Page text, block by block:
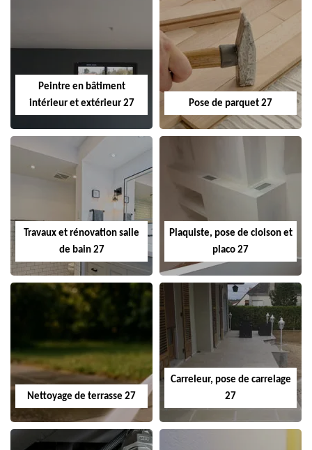
Peintre en bâtiment
intérieur et extérieur 27
Pose de parquet 27
Travaux et rénovation salle
de bain 27
Plaquiste, pose de cloison et
placo 27
Nettoyage de terrasse 27
Carreleur, pose de carrelage
27